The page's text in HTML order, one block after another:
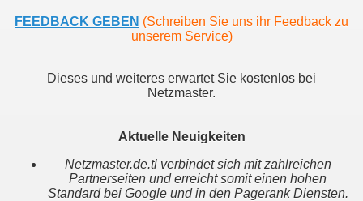
FEEDBACK GEBEN (Schreiben Sie uns ihr Feedback zu
unserem Service)
Dieses und weiteres erwartet Sie kostenlos bei
Netzmaster.
Aktuelle Neuigkeiten
Netzmaster.de.tl verbindet sich mit zahlreichen
Partnerseiten und erreicht somit einen hohen
Standard bei Google und in den Pagerank Diensten.